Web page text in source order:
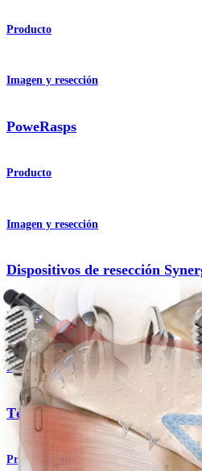
Producto
Imagen y resección
PoweRasps
Producto
Imagen y resección
Dispositivos de resección
Producto
Hombro
Técnica de reconstrucción
Procedimiento